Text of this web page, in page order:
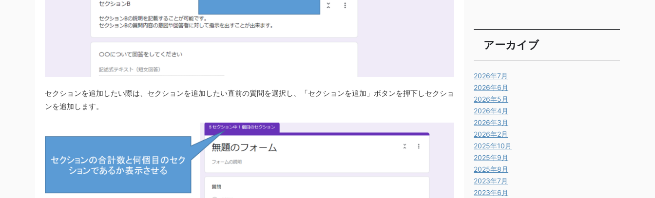
セクションを追加したい際は、セクションを追加したい直前の質問を選択し、「セクションを追加」ボタンを押下しセクショ
ンを追加します。
アーカイブ
2026年7月
2026年6月
2026年5月
2026年4月
2026年3月
2026年2月
2025年10月
2025年9月
2025年8月
2023年7月
2023年6月